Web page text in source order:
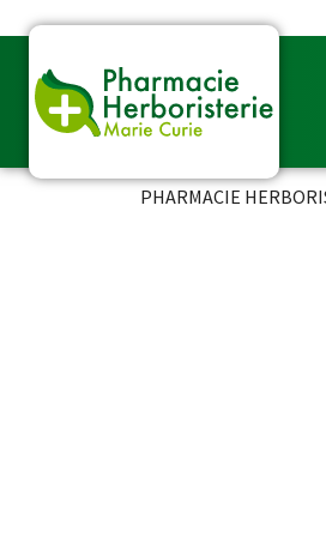
PHARMACIE